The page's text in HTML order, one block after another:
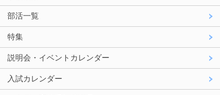
部活一覧
特集
説明会・イベントカレンダー
入試カレンダー